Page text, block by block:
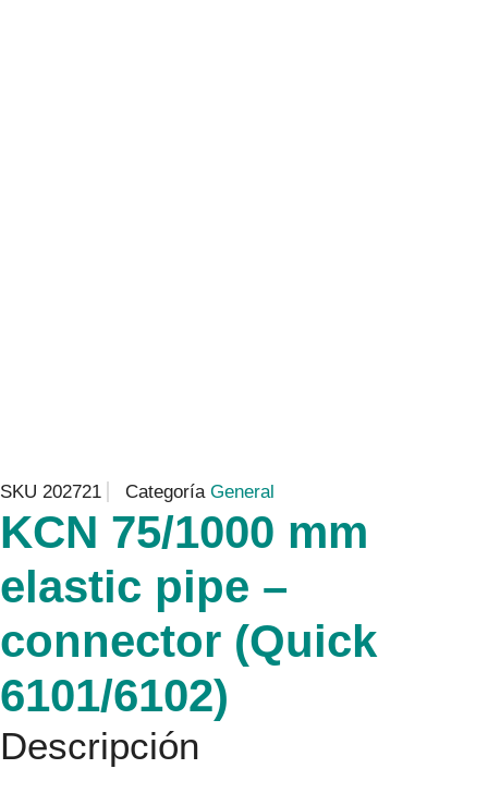
SKU 202721 Categoría General
KCN 75/1000 mm
elastic pipe –
connector (Quick
6101/6102)
Descripción